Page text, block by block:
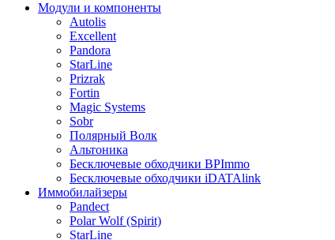
Модули и компоненты
Autolis
Excellent
Pandora
StarLine
Prizrak
Fortin
Magic Systems
Sobr
Полярный Волк
Альтоника
Бесключевые обходчики BPImmo
Бесключевые обходчики iDATAlink
Иммобилайзеры
Pandect
Polar Wolf (Spirit)
StarLine